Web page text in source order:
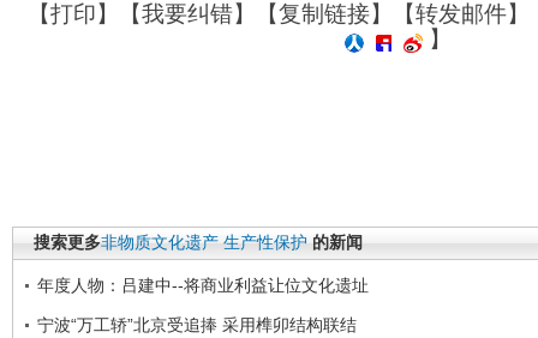
【打印】【我要纠错】【复制链接】【转发邮件】
】
搜索更多非物质文化遗产 生产性保护 的新闻
年度人物：吕建中--将商业利益让位文化遗址
宁波“万工轿”北京受追捧 采用榫卯结构联结